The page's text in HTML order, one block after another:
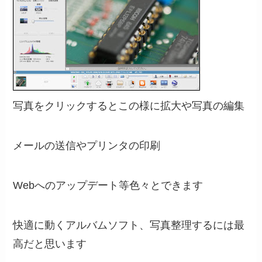
写真をクリックするとこの様に拡大や写真の編集
メールの送信やプリンタの印刷
Webへのアップデート等色々とできます
快適に動くアルバムソフト、写真整理するには最
高だと思います